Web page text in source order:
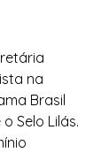
na
Brasil
Selo Lilás.